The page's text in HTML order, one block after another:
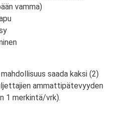
vamma)
saada kaksi (2)
ammattipätevyyden
1 merkintä/vrk).